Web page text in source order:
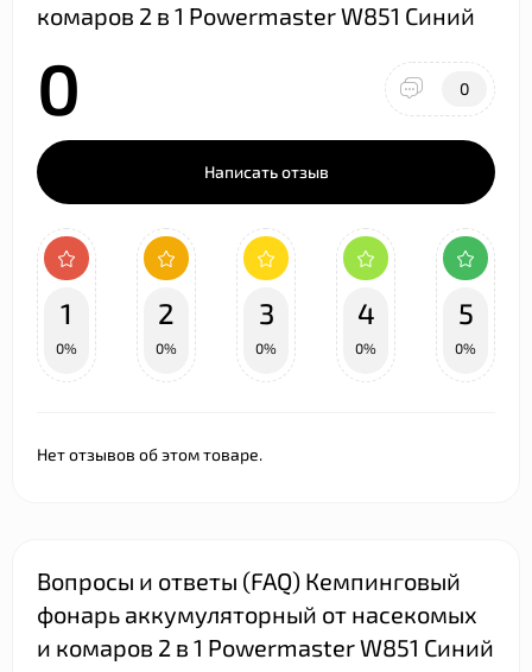
комаров 2 в 1 Powermaster W851 Синий
0 0
Написать отзыв
1
0%
2
0%
3
0%
4
0%
5
0%
Нет отзывов об этом товаре.
Вопросы и ответы (FAQ) Кемпинговый
фонарь аккумуляторный от насекомых
и комаров 2 в 1 Powermaster W851 Синий